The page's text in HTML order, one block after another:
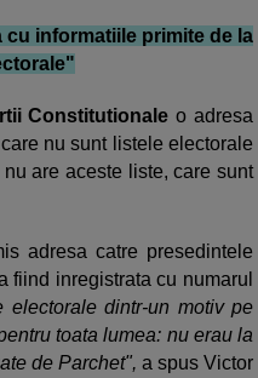
informatiile primite de la
Constitutionale o adresa
nu sunt listele electorale
are aceste liste, care sunt
adresa catre presedintele
fiind inregistrata cu numarul
dintr-un motiv pe
toata lumea: nu erau la
de Parchet", a spus Victor